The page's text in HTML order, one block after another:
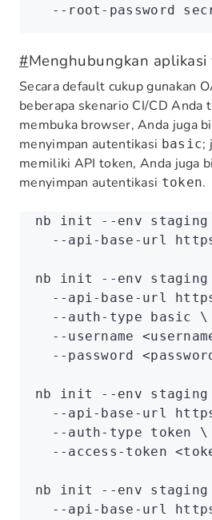
  --root-password
#Menghubungkan
Secara default cukup gunakan
beberapa skenario CI/CD Anda
membuka browser, Anda juga
menyimpan autentikasi basic;
memiliki API token, Anda juga
menyimpan autentikasi token.
nb init --env staging
  --api-base-url
nb init --env staging
  --api-base-url
  --auth-type
basic \
  --username
<usernam
  --password
<passwor
nb init --env staging
  --api-base-url
  --auth-type
token \
  --access-token
<
nb init --env staging
  --api-base-url